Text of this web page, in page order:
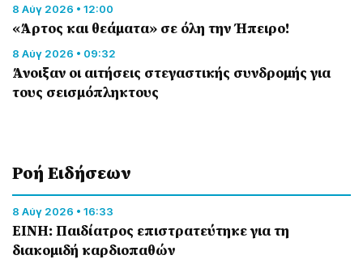
8 Αύγ 2026 • 12:00
«Άρτος και θεάματα» σε όλη την Ήπειρο!
8 Αύγ 2026 • 09:32
Άνοιξαν οι αιτήσεις στεγαστικής συνδρομής για
τους σεισμόπληκτους
Ροή Eιδήσεων
8 Αύγ 2026 • 16:33
ΕΙΝΗ: Παιδίατρος επιστρατεύτηκε για τη
διακομιδή καρδιοπαθών